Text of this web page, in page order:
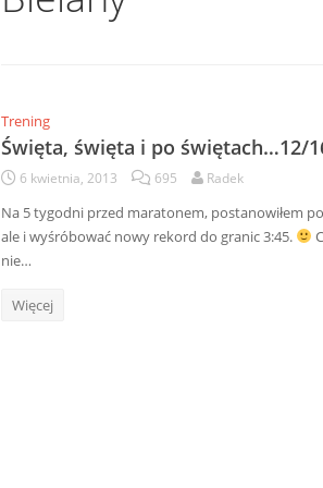
Trening
Święta, święta i po świętach…12/
6 kwietnia, 2013 695 Radek
Na 5 tygodni przed maratonem, postanowiłem
ale i wyśróbować nowy rekord do granic 3:45.
nie…
Więcej